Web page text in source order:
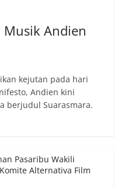
Andien
kejutan pada hari
Andien kini
berjudul Suarasmara.
Pasaribu Wakili
Alternativa Film